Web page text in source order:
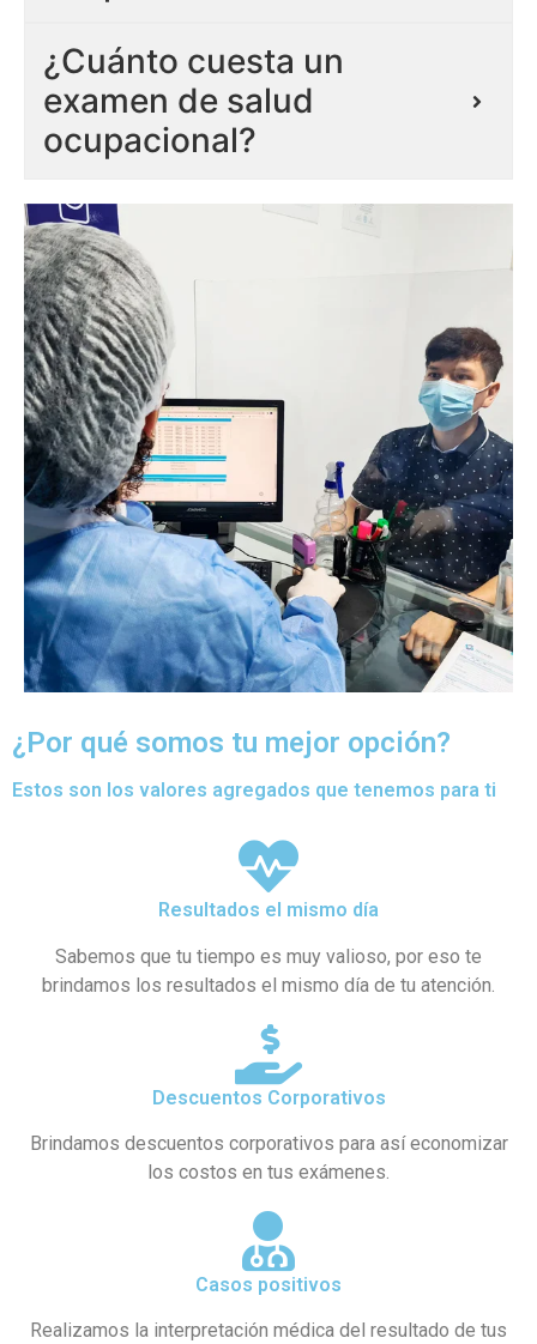
¿Cuánto cuesta un
examen de salud
ocupacional?
¿Por qué somos tu mejor opción?
Estos son los valores agregados que tenemos para ti
Resultados el mismo día
Sabemos que tu tiempo es muy valioso, por eso te
brindamos los resultados el mismo día de tu atención.
Descuentos Corporativos
Brindamos descuentos corporativos para así economizar
los costos en tus exámenes.
Casos positivos
Realizamos la interpretación médica del resultado de tus